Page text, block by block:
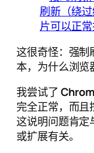
这很奇怪：强制
本，为什么浏览
我尝试了
完全正常，而且
这说明问题肯定
或扩展有关。